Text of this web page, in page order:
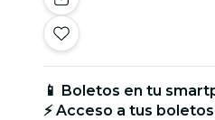
📱 Boletos en tu
⚡ Acceso a tus